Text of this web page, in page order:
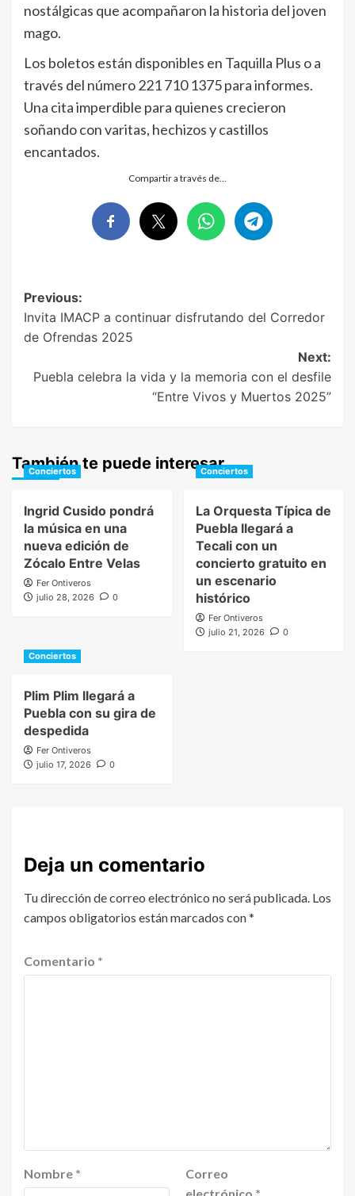
nostálgicas que acompañaron la historia del joven
mago.
Los boletos están disponibles en Taquilla Plus o a
través del número 221 710 1375 para informes.
Una cita imperdible para quienes crecieron
soñando con varitas, hechizos y castillos
encantados.
Compartir a través de…
Post
navigation
Previous:
Invita IMACP a continuar disfrutando del Corredor
de Ofrendas 2025
Next:
Puebla celebra la vida y la memoria con el desfile
“Entre Vivos y Muertos 2025”
También te puede interesar
Conciertos
Ingrid Cusido pondrá
la música en una
nueva edición de
Zócalo Entre Velas
Fer Ontiveros
julio 28, 2026
0
Conciertos
La Orquesta Típica de
Puebla llegará a
Tecali con un
concierto gratuito en
un escenario
histórico
Fer Ontiveros
julio 21, 2026
0
Conciertos
Plim Plim llegará a
Puebla con su gira de
despedida
Fer Ontiveros
julio 17, 2026
0
Deja un comentario
Tu dirección de correo electrónico no será publicada. Los
campos obligatorios están marcados con*
Comentario *
Nombre *
Correo